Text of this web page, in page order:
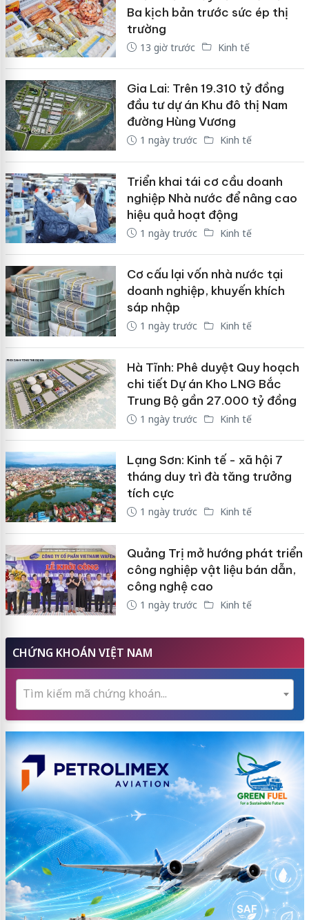
Ba kịch bản trước sức ép thị
trường
13 giờ trước Kinh tế
Gia Lai: Trên 19.310 tỷ đồng
đầu tư dự án Khu đô thị Nam
đường Hùng Vương
1 ngày trước Kinh tế
Triển khai tái cơ cầu doanh
nghiệp Nhà nước để nâng cao
hiệu quả hoạt động
1 ngày trước Kinh tế
Cơ cấu lại vốn nhà nước tại
doanh nghiệp, khuyến khích
sáp nhập
1 ngày trước Kinh tế
Hà Tĩnh: Phê duyệt Quy hoạch
chi tiết Dự án Kho LNG Bắc
Trung Bộ gần 27.000 tỷ đồng
1 ngày trước Kinh tế
Lạng Sơn: Kinh tế - xã hội 7
tháng duy trì đà tăng trưởng
tích cực
1 ngày trước Kinh tế
Quảng Trị mở hướng phát triển
công nghiệp vật liệu bán dẫn,
công nghệ cao
1 ngày trước Kinh tế
CHỨNG KHOÁN VIỆT NAM
Tìm kiếm mã chứng khoán...